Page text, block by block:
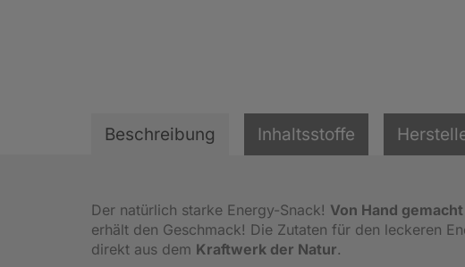
Beschreibung Inhaltsstoffe
Der natürlich starke Energy-Snack! Von Hand gemacht
erhält den Geschmack! Die Zutaten für den leckeren
direkt aus dem Kraftwerk der Natur.